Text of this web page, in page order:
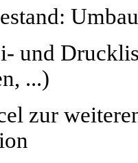
und
...)
zur